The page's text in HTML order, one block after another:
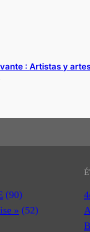
:Artistas y
(90)
» (52)